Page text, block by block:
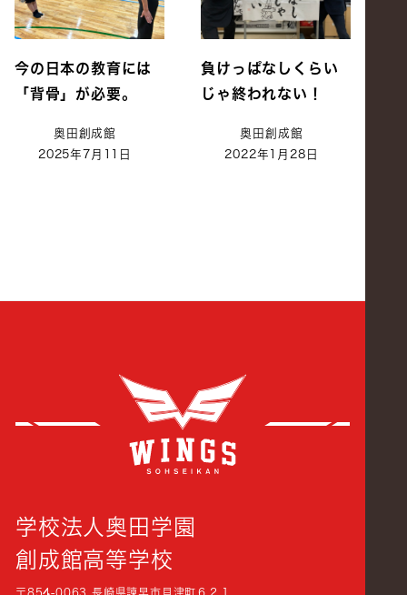
今の日本の教育には
「背骨」が必要。
奥田創成館
2025年7月11日
負けっぱなしくらい
じゃ終われない！
奥田創成館
2022年1月28日
学校法人奥田学園
創成館高等学校